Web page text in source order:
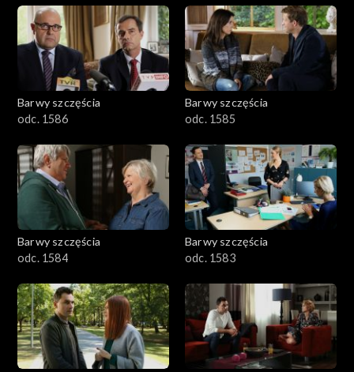
801–900
782–800
Barwy szczęścia
odc. 1586
Barwy szczęścia
odc. 1585
Barwy szczęścia
odc. 1584
Barwy szczęścia
odc. 1583